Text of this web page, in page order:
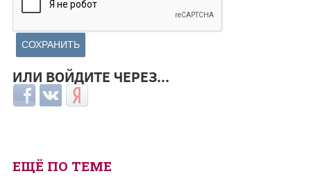
ИЛИ ВОЙДИТЕ ЧЕРЕЗ...
Login with Facebook
Login with ВКонтакте
Login with Яндекс
ЕЩЁ ПО ТЕМЕ